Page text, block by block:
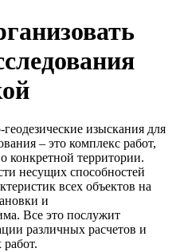
изыскания для
– это комплекс работ,
конкретной территории.
несущих способностей
всех объектов на
и
Все это послужит
различных расчетов и